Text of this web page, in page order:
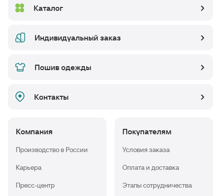
Каталог
Индивидуальный заказ
Пошив одежды
Контакты
Компания
Производство в России
Карьера
Пресс-центр
Покупателям
Условия заказа
Оплата и доставка
Этапы сотрудничества